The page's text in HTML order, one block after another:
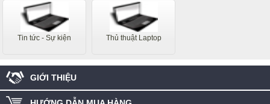
Tin tức - Sự kiện Thủ thuật Laptop
GIỚI THIỆU